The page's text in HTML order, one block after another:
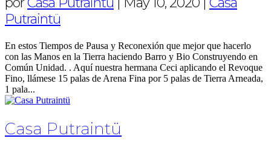
Putraintü
En estos Tiempos de Pausa y Reconexión que mejor que hacerlo
con las Manos en la Tierra haciendo Barro y Bio Construyendo en
Común Unidad. . Aquí nuestra hermana Ceci aplicando el Revoque
Fino, llámese 15 palas de Arena Fina por 5 palas de Tierra Arneada,
1 pala...
Casa Putraintü